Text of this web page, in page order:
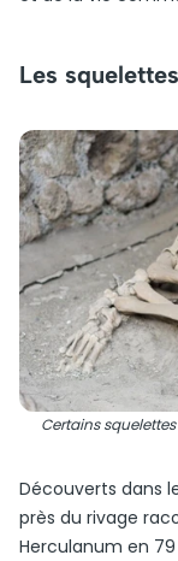
Les
Certains
Découverts dans
près du rivage
Herculanum en